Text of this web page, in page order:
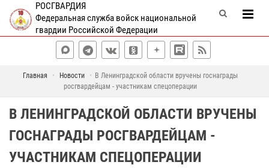
РОСГВАРДИЯ
Федеральная служба войск национальной
гвардии Российской Федерации
Главная Новости
В Ленинградской области вручены госнаграды
росгвардейцам - участникам спецоперации
В ЛЕНИНГРАДСКОЙ ОБЛАСТИ ВРУЧЕНЫ
ГОСНАГРАДЫ РОСГВАРДЕЙЦАМ -
УЧАСТНИКАМ СПЕЦОПЕРАЦИИ